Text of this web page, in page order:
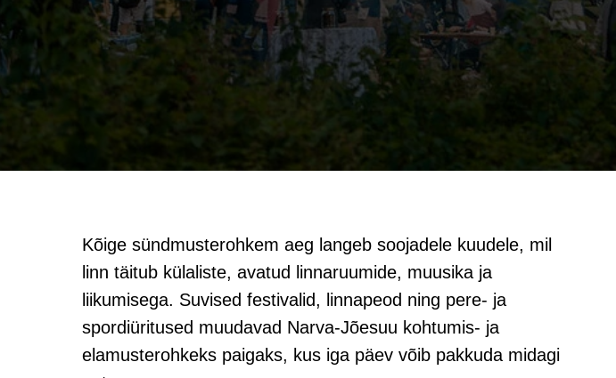
Kõige sündmusterohkem aeg langeb soojadele kuudele, mil
linn täitub külaliste, avatud linnaruumide, muusika ja
liikumisega. Suvised festivalid, linnapeod ning pere- ja
spordiüritused muudavad Narva-Jõesuu kohtumis- ja
elamusterohkeks paigaks, kus iga päev võib pakkuda midagi